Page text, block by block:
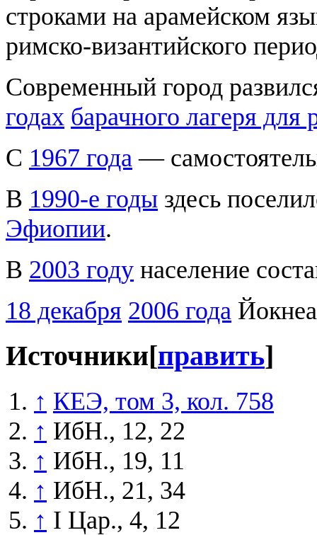
строками на арамейском
римско-византийского
Современный город
годах барачного лагеря для
С 1967 года —
В 1990-е годы здесь
Эфиопии.
В 2003 году население
18 декабря 2006 года
Источники[править]
↑ КЕЭ, том 3, кол. 758
↑ ИбН., 12, 22
↑ ИбН., 19, 11
↑ ИбН., 21, 34
↑ I Цар., 4, 12